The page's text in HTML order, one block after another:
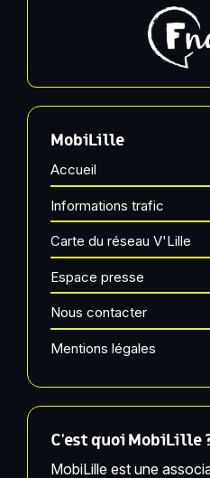
MobiLille
Accueil
Informations trafic
Carte du réseau V'Lille
Espace presse
Nous contacter
Mentions légales
C'est quoi MobiLille
MobiLille est une